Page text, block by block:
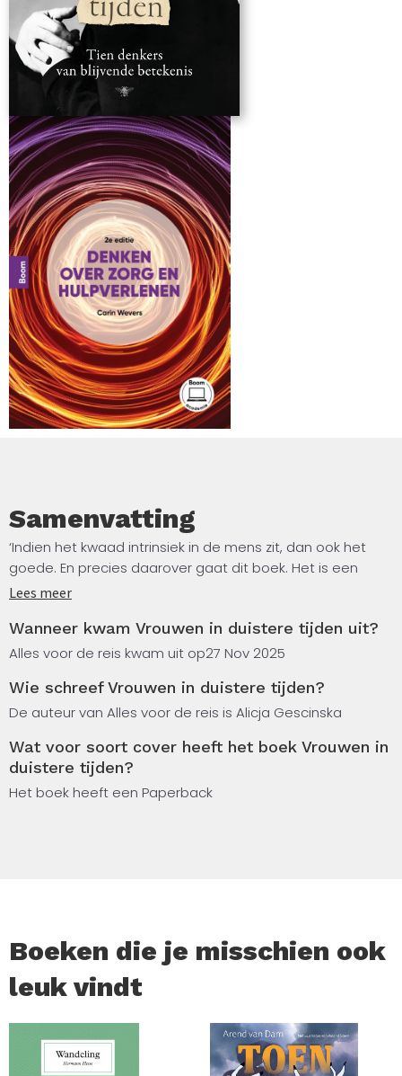
Samenvatting
‘Indien het kwaad intrinsiek in de mens zit, dan ook het
goede. En precies daarover gaat dit boek. Het is een
aanklacht tegen het kwaad en een ode aan het goede
lezer mee op een woelige en filosofische reis door de
vorige eeuw.
In tien biografische portretten laat ze zien wat de
mensheid kan leren van even moedige als intelligente
Hannah Arendt, Martha Gellhorn, Simone Weil, Jeanne
Hersch, Etty Hillesum, Barbara Skarga en Judith Shklar. Met
woord en daad bevochten zij de verdrukking, de
Lees meer
Wanneer kwam Vrouwen in duistere tijden uit?
Alles voor de reis kwam uit op27 Nov 2025
Wie schreef Vrouwen in duistere tijden?
De auteur van Alles voor de reis is Alicja Gescinska
Wat voor soort cover heeft het boek Vrouwen in
duistere tijden?
Het boek heeft een Paperback
Boeken die je misschien ook
leuk vindt